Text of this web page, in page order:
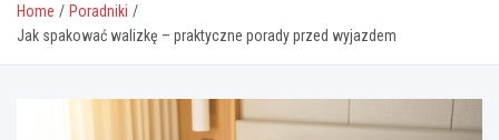
Home
Poradniki
Jak spakować walizkę – praktyczne porady przed wyjazdem